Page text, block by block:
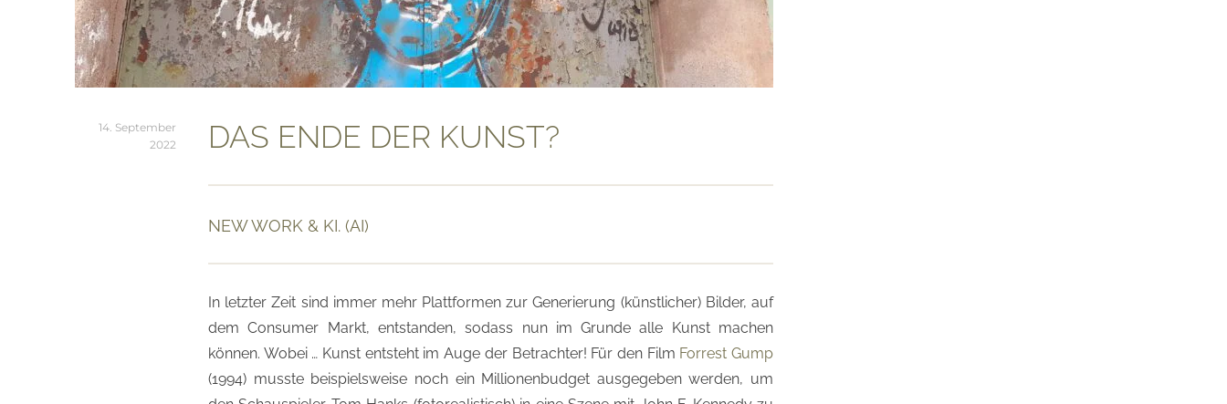
14. September
2022
DAS ENDE DER KUNST?
NEW WORK & KI. (AI)
In letzter Zeit sind immer mehr Plattformen zur Generierung (künstlicher) Bilder, auf
dem Consumer Markt, entstanden, sodass nun im Grunde alle Kunst machen
können. Wobei … Kunst entsteht im Auge der Betrachter! Für den Film Forrest Gump
(1994) musste beispielsweise noch ein Millionenbudget ausgegeben werden, um